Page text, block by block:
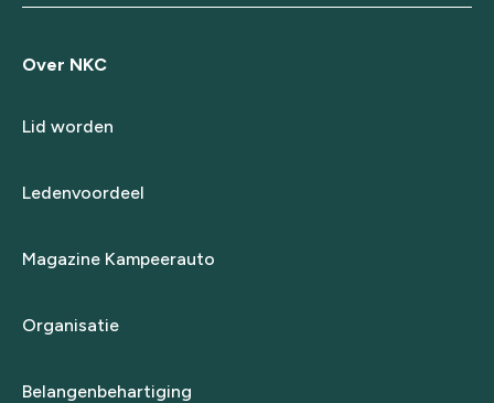
Over NKC
Lid worden
Ledenvoordeel
Magazine Kampeerauto
Organisatie
Belangenbehartiging